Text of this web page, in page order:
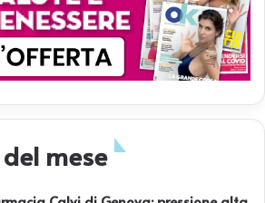
mese